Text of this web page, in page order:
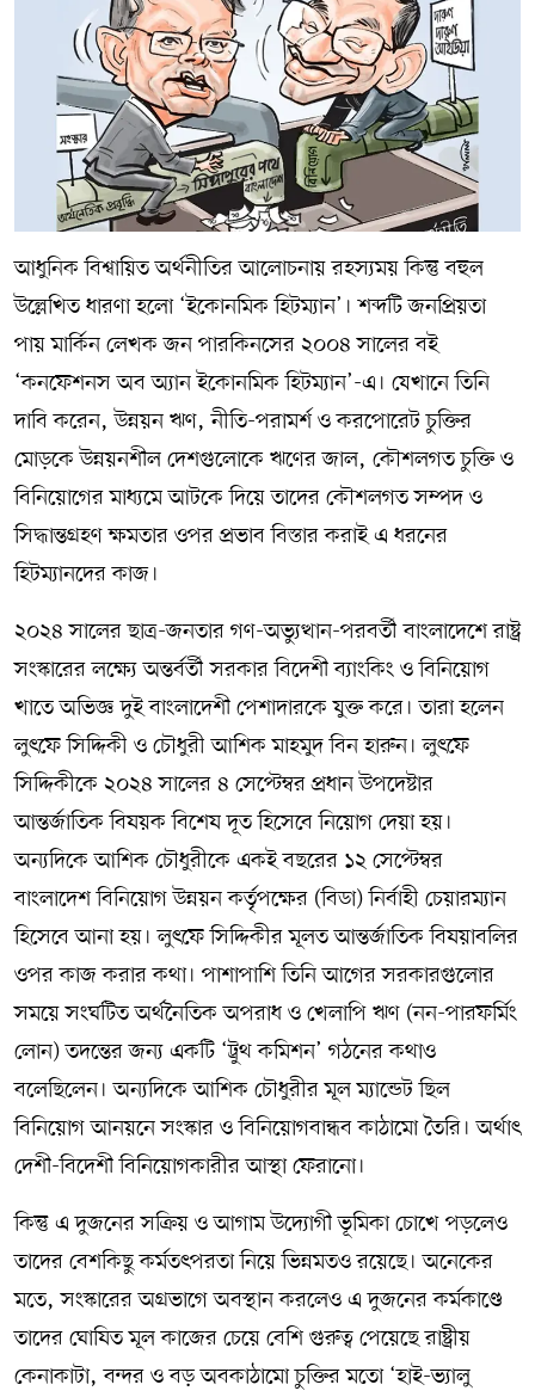
আধুনিক বিশ্বায়িত অর্থনীতির আলোচনায় রহস্যময় কিন্তু বহুল
উল্লেখিত ধারণা হলো ‘ইকোনমিক হিটম্যান’। শব্দটি জনপ্রিয়তা
পায় মার্কিন লেখক জন পারকিনসের ২০০৪ সালের বই
‘কনফেশনস অব অ্যান ইকোনমিক হিটম্যান’-এ। যেখানে তিনি
দাবি করেন, উন্নয়ন ঋণ, নীতি-পরামর্শ ও করপোরেট চুক্তির
মোড়কে উন্নয়নশীল দেশগুলোকে ঋণের জাল, কৌশলগত চুক্তি ও
বিনিয়োগের মাধ্যমে আটকে দিয়ে তাদের কৌশলগত সম্পদ ও
সিদ্ধান্তগ্রহণ ক্ষমতার ওপর প্রভাব বিস্তার করাই এ ধরনের
হিটম্যানদের কাজ।
২০২৪ সালের ছাত্র-জনতার গণ-অভ্যুত্থান-পরবর্তী বাংলাদেশে রাষ্ট্র
সংস্কারের লক্ষ্যে অন্তর্বর্তী সরকার বিদেশী ব্যাংকিং ও বিনিয়োগ
খাতে অভিজ্ঞ দুই বাংলাদেশী পেশাদারকে যুক্ত করে। তারা হলেন
লুৎফে সিদ্দিকী ও চৌধুরী আশিক মাহমুদ বিন হারুন। লুৎফে
সিদ্দিকীকে ২০২৪ সালের ৪ সেপ্টেম্বর প্রধান উপদেষ্টার
আন্তর্জাতিক বিষয়ক বিশেষ দূত হিসেবে নিয়োগ দেয়া হয়।
অন্যদিকে আশিক চৌধুরীকে একই বছরের ১২ সেপ্টেম্বর
বাংলাদেশ বিনিয়োগ উন্নয়ন কর্তৃপক্ষের (বিডা) নির্বাহী চেয়ারম্যান
হিসেবে আনা হয়। লুৎফে সিদ্দিকীর মূলত আন্তর্জাতিক বিষয়াবলির
ওপর কাজ করার কথা। পাশাপাশি তিনি আগের সরকারগুলোর
সময়ে সংঘটিত অর্থনৈতিক অপরাধ ও খেলাপি ঋণ (নন-পারফর্মিং
লোন) তদন্তের জন্য একটি ‘ট্রুথ কমিশন’ গঠনের কথাও
বলেছিলেন। অন্যদিকে আশিক চৌধুরীর মূল ম্যান্ডেট ছিল
বিনিয়োগ আনয়নে সংস্কার ও বিনিয়োগবান্ধব কাঠামো তৈরি। অর্থাৎ
দেশী-বিদেশী বিনিয়োগকারীর আস্থা ফেরানো।
কিন্তু এ দুজনের সক্রিয় ও আগাম উদ্যোগী ভূমিকা চোখে পড়লেও
তাদের বেশকিছু কর্মতৎপরতা নিয়ে ভিন্নমতও রয়েছে। অনেকের
মতে, সংস্কারের অগ্রভাগে অবস্থান করলেও এ দুজনের কর্মকাণ্ডে
তাদের ঘোষিত মূল কাজের চেয়ে বেশি গুরুত্ব পেয়েছে রাষ্ট্রীয়
কেনাকাটা, বন্দর ও বড় অবকাঠামো চুক্তির মতো ‘হাই-ভ্যালু